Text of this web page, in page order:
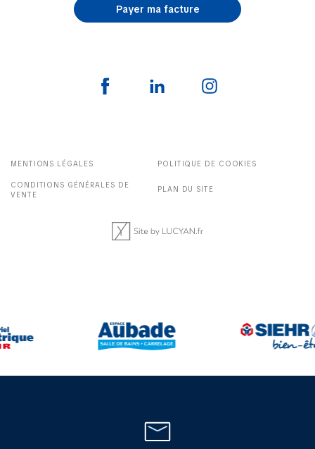
Payer ma facture
MENTIONS LÉGALES POLITIQUE DE COOKIES
CONDITIONS GÉNÉRALES DE
VENTE
PLAN DU SITE